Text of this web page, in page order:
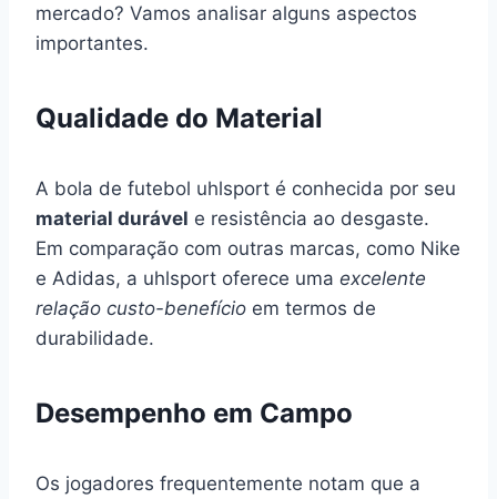
mercado? Vamos analisar alguns aspectos
importantes.
Qualidade do Material
A bola de futebol uhlsport é conhecida por seu
material durável e resistência ao desgaste.
Em comparação com outras marcas, como Nike
e Adidas, a uhlsport oferece uma excelente
relação custo-benefício em termos de
durabilidade.
Desempenho em Campo
Os jogadores frequentemente notam que a